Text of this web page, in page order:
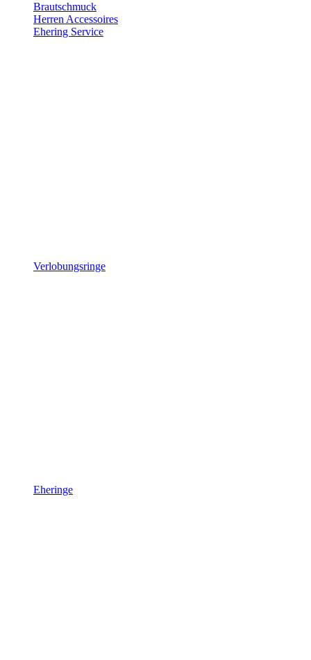
Brautschmuck
Herren Accessoires
Ehering Service
Verlobungsringe
Eheringe